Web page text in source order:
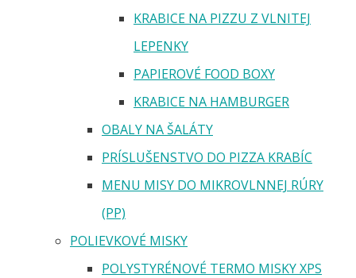
KRABICE NA PIZZU Z VLNITEJ
LEPENKY
PAPIEROVÉ FOOD BOXY
KRABICE NA HAMBURGER
OBALY NA ŠALÁTY
PRÍSLUŠENSTVO DO PIZZA KRABÍC
MENU MISY DO MIKROVLNNEJ RÚRY
(PP)
POLIEVKOVÉ MISKY
POLYSTYRÉNOVÉ TERMO MISKY XPS